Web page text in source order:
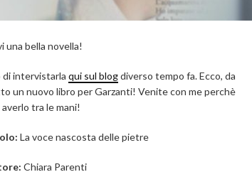
una bella novella!
di intervistarla qui sul blogdiverso tempo fa. Ecco, da
un nuovo libro per Garzanti! Venite con me perchè
tra le mani!
La voce nascosta delle pietre
Chiara Parenti